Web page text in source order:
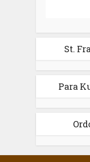
St.
Para